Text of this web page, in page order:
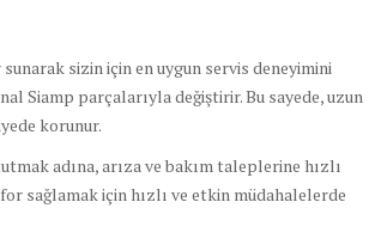
sizin için en uygun servis deneyimini
Siamp parçalarıyla değiştirir. Bu sayede, uzun
korunur.
adına, arıza ve bakım taleplerine hızlı
sağlamak için hızlı ve etkin müdahalelerde